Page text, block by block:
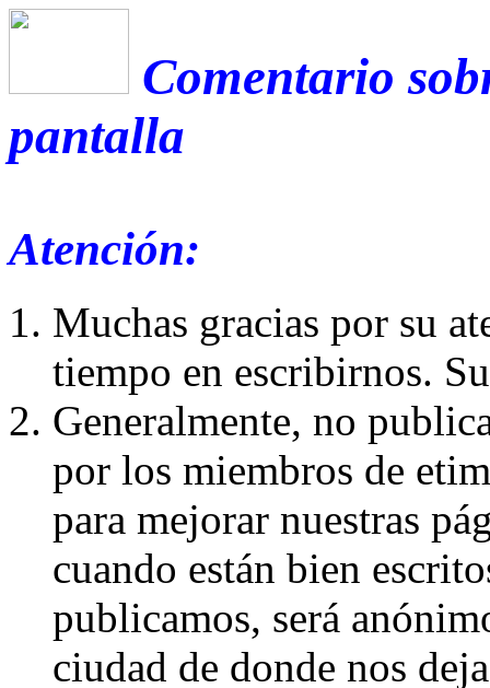
Comentario
pantalla
Atención:
Muchas gracias por su
tiempo en escribirnos.
Generalmente, no
por los miembros de
para mejorar nuestras
cuando están bien
publicamos, será
ciudad de donde nos